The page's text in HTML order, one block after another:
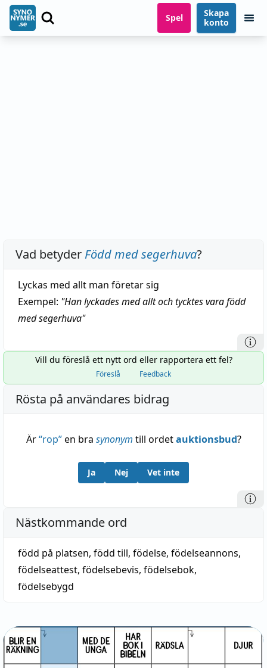
Spel
Skapa
konto
Vad betyder Född med segerhuva?
Lyckas med allt man företar sig
Exempel: "Han lyckades med allt och tycktes vara född
med segerhuva"
Vill du föreslå ett nytt ord eller rapportera ett fel?
Föreslå Feedback
Rösta på användares bidrag
Är“rop”en bra synonym till ordetauktionsbud?
Ja Nej Vet inte
Nästkommande ord
född på platsen, född till, födelse, födelseannons,
födelseattest, födelsebevis, födelsebok,
födelsebygd